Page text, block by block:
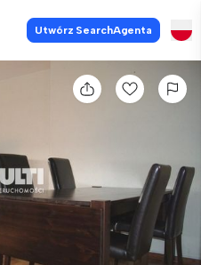
Utwórz SearchAgenta